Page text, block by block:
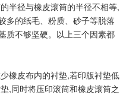
半径与橡皮滚筒的半径不相等,
的纸毛、粉质、砂子等脱落
质不够坚硬。以上三个因素都
橡皮布内的衬垫,若印版衬垫低
,同时将压印滚筒和橡皮滚筒之